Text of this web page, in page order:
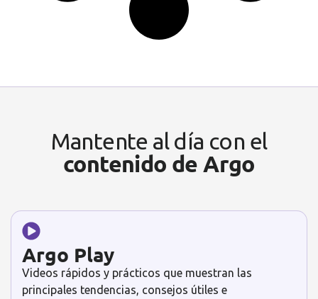
Mantente al día con el
contenido de Argo
Argo Play
Videos rápidos y prácticos que muestran las
principales tendencias, consejos útiles e